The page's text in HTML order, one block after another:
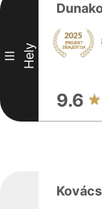
III Hely
9.6